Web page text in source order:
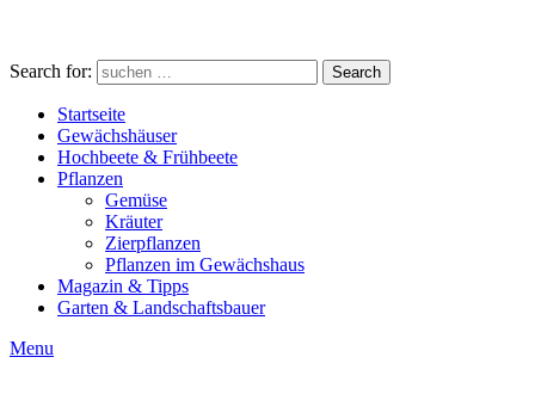
Search for: Search
Startseite
Gewächshäuser
Hochbeete & Frühbeete
Pflanzen
Gemüse
Kräuter
Zierpflanzen
Pflanzen im Gewächshaus
Magazin & Tipps
Garten & Landschaftsbauer
Menu